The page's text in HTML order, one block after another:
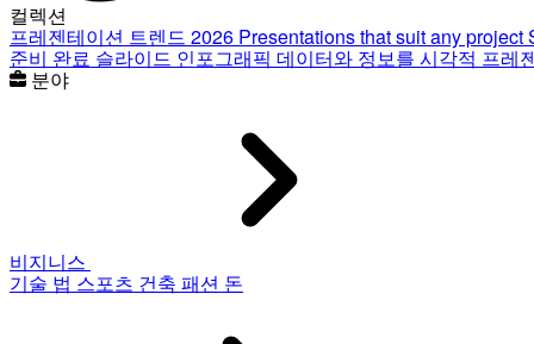
컬렉션
프레젠테이션 트렌드 2026 Presentations that suit any project
준비 완료 슬라이드 인포그래픽 데이터와 정보를 시각적 프레
분야
비지니스
기술 법 스포츠 건축 패션 돈